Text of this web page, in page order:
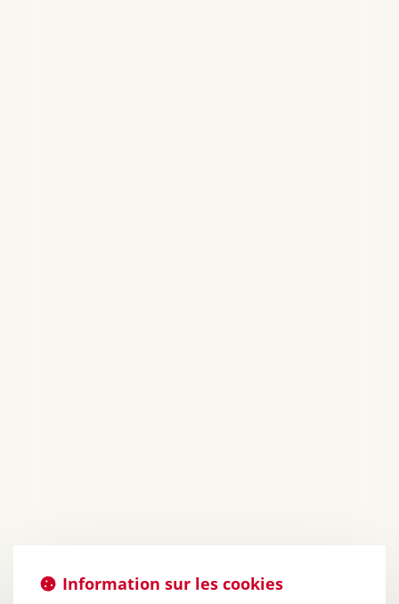
Information sur les cookies